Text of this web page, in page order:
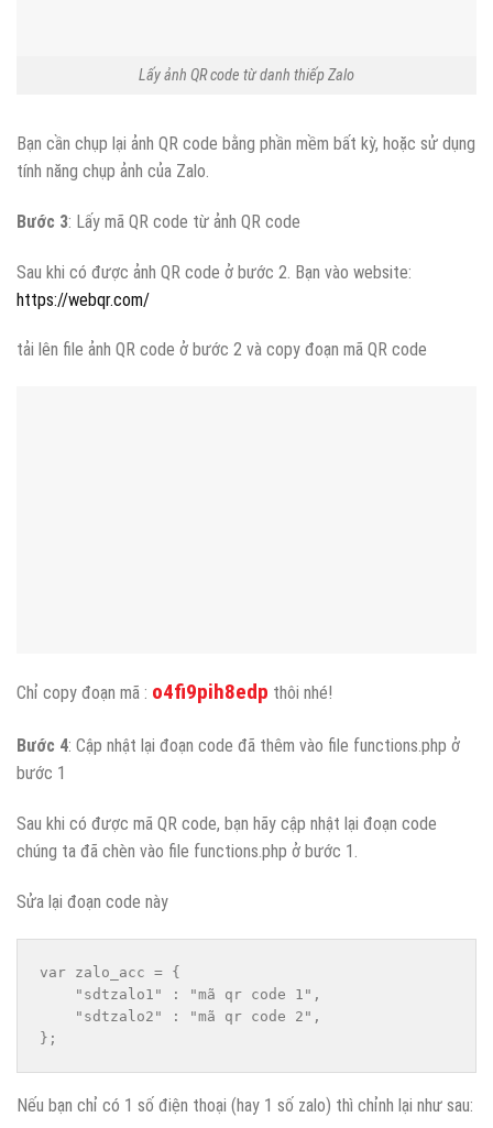
Lấy ảnh QR code từ danh thiếp Zalo
Bạn cần chụp lại ảnh QR code bằng phần mềm bất kỳ, hoặc sử dụng
tính năng chụp ảnh của Zalo.
Bước 3: Lấy mã QR code từ ảnh QR code
Sau khi có được ảnh QR code ở bước 2. Bạn vào website:
https://webqr.com/
tải lên file ảnh QR code ở bước 2 và copy đoạn mã QR code
Chỉ copy đoạn mã : o4fi9pih8edp thôi nhé!
Bước 4: Cập nhật lại đoạn code đã thêm vào file functions.php ở
bước 1
Sau khi có được mã QR code, bạn hãy cập nhật lại đoạn code
chúng ta đã chèn vào file functions.php ở bước 1.
Sửa lại đoạn code này
var zalo_acc = {
    "sdtzalo1" : "mã qr code 1",
    "sdtzalo2" : "mã qr code 2",
};
Nếu bạn chỉ có 1 số điện thoại (hay 1 số zalo) thì chỉnh lại như sau: